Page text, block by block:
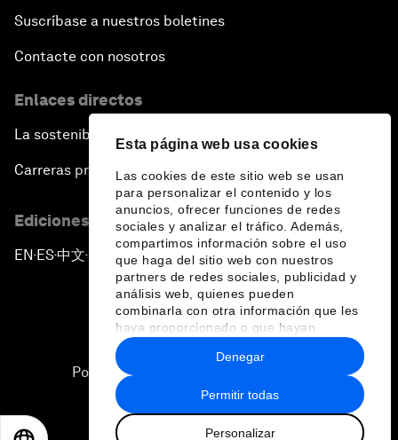
Esta página web usa cookies
Las cookies de este sitio web se usan
para personalizar el contenido y los
anuncios, ofrecer funciones de redes
sociales y analizar el tráfico. Además,
compartimos información sobre el uso
que haga del sitio web con nuestros
partners de redes sociales, publicidad y
análisis web, quienes pueden
combinarla con otra información que les
haya proporcionado o que hayan
recopilado a partir del uso que haya
hecho de sus servicios.
Permitir todas
Personalizar
Denegar
Suscríbase a nuestros boletines
Contacte con nosotros
Enlaces directos
La sostenibilidad en el Foro
Carreras profesionales
Ediciones en otros idiomas
EN ▪ ES▪中文▪ 日本語
Política de privacidad y normas de uso